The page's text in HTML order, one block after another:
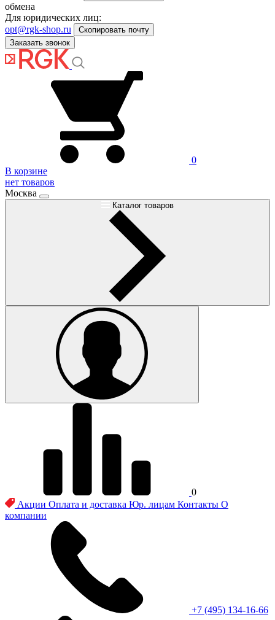
обмена
Для юридических лиц:
opt@rgk-shop.ru
Скопировать почту
Заказать звонок
0
В корзине
нет товаров
Москва
Каталог товаров
0
Акции Оплата и доставка Юр. лицам Контакты О
компании
+7 (495) 134-16-66